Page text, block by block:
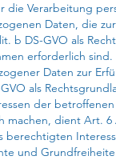
die Verarbeitung
Daten, die
b DS-GVO als
erforderlich sind.
Daten zur
als
der
dient Art.
berechtigten
und